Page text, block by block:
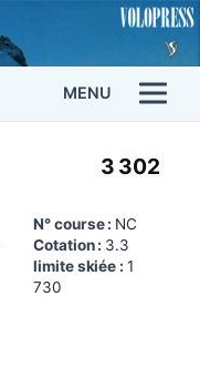
MENU
3 302
N° course : NC
Cotation : 3.3
limite skiée : 1
730